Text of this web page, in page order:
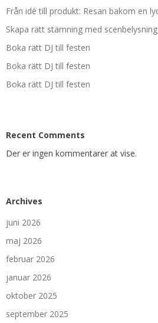
Från idé till produkt: Resan bakom en
Skapa rätt stämning med scenbelysning
Boka rätt DJ till festen
Boka rätt DJ till festen
Boka rätt DJ till festen
Recent Comments
Der er ingen kommentarer at vise.
Archives
juni 2026
maj 2026
februar 2026
januar 2026
oktober 2025
september 2025